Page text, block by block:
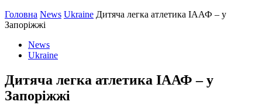
Головна News Ukraine Дитяча легка атлетика ІААФ – у
Запоріжжі
News
Ukraine
Дитяча легка атлетика ІААФ – у
Запоріжжі